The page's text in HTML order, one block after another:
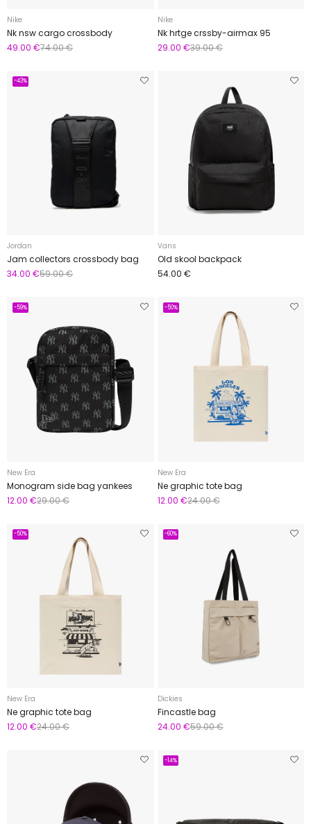
Nike
Nk nsw cargo crossbody
49.00 €74.00 €
Nike
Nk hrtge crssby-airmax 95
29.00 €39.00 €
-43%
Jordan
Jam collectors crossbody bag
34.00 €59.00 €
Vans
Old skool backpack
54.00 €
-59%
New Era
Monogram side bag yankees
12.00 €29.00 €
-50%
New Era
Ne graphic tote bag
12.00 €24.00 €
-50%
New Era
Ne graphic tote bag
12.00 €24.00 €
-60%
Dickies
Fincastle bag
24.00 €59.00 €
-14%